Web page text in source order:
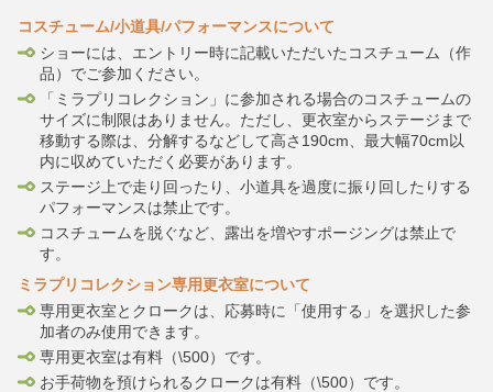
コスチューム/小道具/パフォーマンスについて
ショーには、エントリー時に記載いただいたコスチューム（作
品）でご参加ください。
「ミラプリコレクション」に参加される場合のコスチュームの
サイズに制限はありません。ただし、更衣室からステージまで
移動する際は、分解するなどして高さ190cm、最大幅70cm以
内に収めていただく必要があります。
ステージ上で走り回ったり、小道具を過度に振り回したりする
パフォーマンスは禁止です。
コスチュームを脱ぐなど、露出を増やすポージングは禁止で
す。
ミラプリコレクション専用更衣室について
専用更衣室とクロークは、応募時に「使用する」を選択した参
加者のみ使用できます。
専用更衣室は有料（\500）です。
お手荷物を預けられるクロークは有料（\500）です。